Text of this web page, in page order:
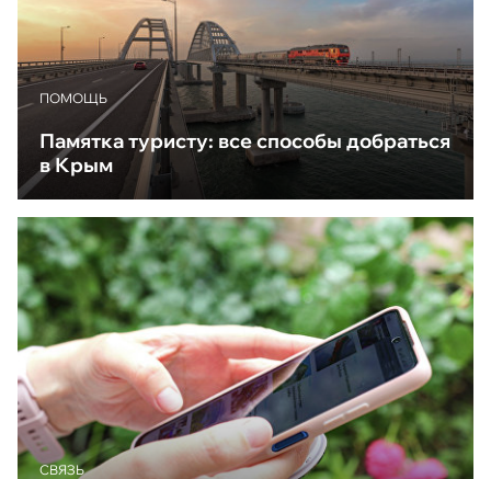
ПОМОЩЬ
Памятка туристу: все способы добраться
в Крым
CВЯЗЬ